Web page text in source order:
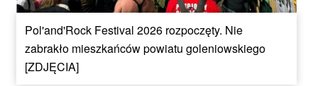
Pol'and'Rock Festival 2026 rozpoczęty. Nie
zabrakło mieszkańców powiatu goleniowskiego
[ZDJĘCIA]